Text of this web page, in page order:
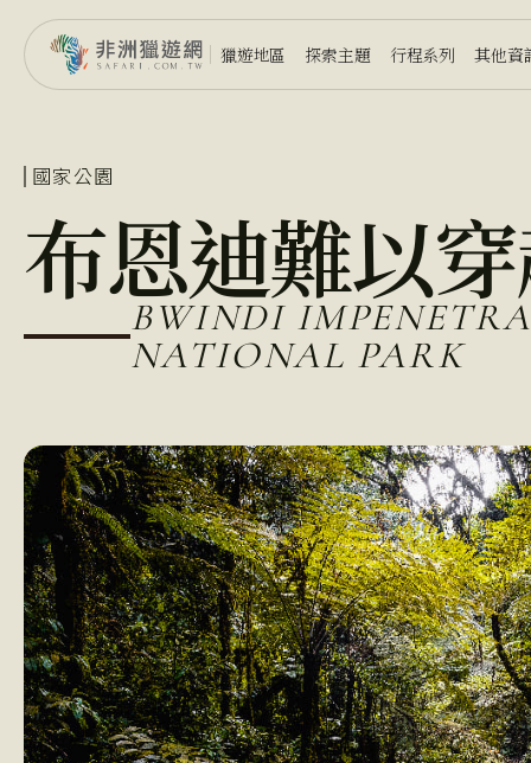
獵遊地區 探索主題 行程系列 其他資
國家公園
布恩迪難以
BWINDI
NATIONAL PARK